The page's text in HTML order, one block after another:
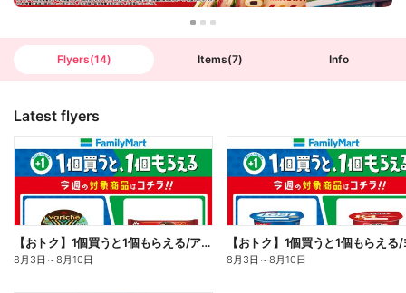
Flyers(14) Items(7) Info
Latest flyers
【おトク】1個買うと1個もらえる/アイス
8月3日 ～8月10日 8月3日 ～8月10日